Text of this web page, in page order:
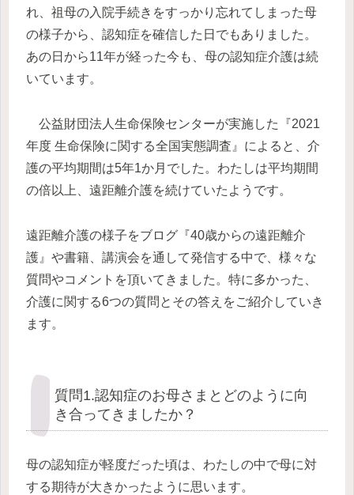
れ、祖母の入院手続きをすっかり忘れてしまった母
の様子から、認知症を確信した日でもありました。
あの日から11年が経った今も、母の認知症介護は続
いています。
公益財団法人生命保険センターが実施した『2021
年度 生命保険に関する全国実態調査』によると、介
護の平均期間は5年1か月でした。わたしは平均期間
の倍以上、遠距離介護を続けていたようです。
遠距離介護の様子をブログ『40歳からの遠距離介
護』や書籍、講演会を通して発信する中で、様々な
質問やコメントを頂いてきました。特に多かった、
介護に関する6つの質問とその答えをご紹介していき
ます。
質問1.認知症のお母さまとどのように向
き合ってきましたか？
母の認知症が軽度だった頃は、わたしの中で母に対
する期待が大きかったように思います。